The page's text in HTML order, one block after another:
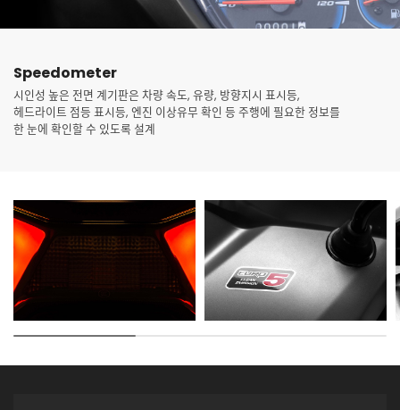
Speedometer
시인성 높은 전면 계기판은 차량 속도, 유량, 방향지시 표시등,
헤드라이트 점등 표시등, 엔진 이상유무 확인 등 주행에 필요한 정보를
한 눈에 확인할 수 있도록 설계